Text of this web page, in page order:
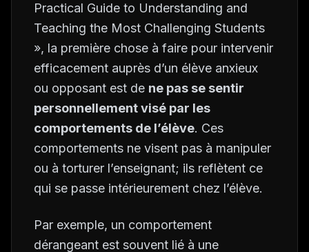
Practical Guide to Understanding and
Teaching the Most Challenging Students
», la première chose à faire pour intervenir
efficacement auprès d’un élève anxieux
ou opposant est de ne pas se sentir
personnellement visé par les
comportements de l’élève. Ces
comportements ne visent pas à manipuler
ou à torturer l’enseignant; ils reflètent ce
qui se passe intérieurement chez l’élève.
Par exemple, un comportement
dérangeant est souvent lié à une